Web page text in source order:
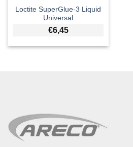
Loctite SuperGlue-3 Liquid
Universal
€6,45